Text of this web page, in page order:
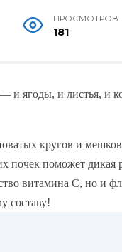
ПРОСМОТРОВ
181
и ягоды, и листья, и
кругов и
почек поможет
витамина С, но и
составу!